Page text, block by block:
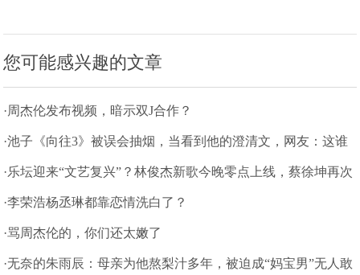
您可能感兴趣的文章
·周杰伦发布视频，暗示双J合作？
·池子《向往3》被误会抽烟，当看到他的澄清文，网友：这谁
抗的住
·乐坛迎来“文艺复兴”？林俊杰新歌今晚零点上线，蔡徐坤再次
躺枪
·李荣浩杨丞琳都靠恋情洗白了？
·骂周杰伦的，你们还太嫩了
·无奈的朱雨辰：母亲为他熬梨汁多年，被迫成“妈宝男”无人敢